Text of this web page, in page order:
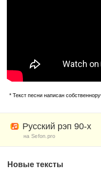
* Текст песни написан
Русский рэп 90-х
на Sefon.pro
Новые тексты